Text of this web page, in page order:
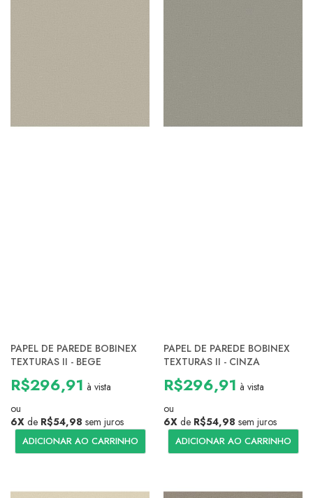
PAPEL DE PAREDE BOBINEX
TEXTURAS II - BEGE
R$296,91 à vista
ou
6X de R$54,98 sem juros
ADICIONAR AO CARRINHO
PAPEL DE PAREDE BOBINEX
TEXTURAS II - CINZA
R$296,91 à vista
ou
6X de R$54,98 sem juros
ADICIONAR AO CARRINHO